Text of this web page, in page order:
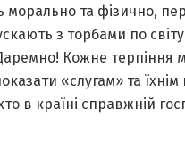
морально та фізично,
з торбами по
Кожне терпіння
«слугам» та
в країні справжній